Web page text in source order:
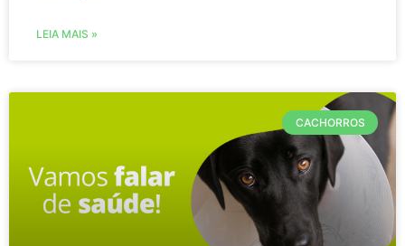
LEIA MAIS »
CACHORROS